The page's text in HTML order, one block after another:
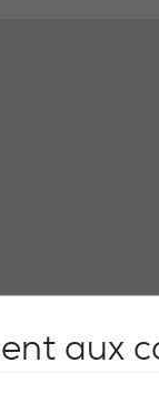
aux